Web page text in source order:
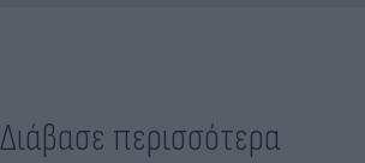
Διάβασε περισσότερα